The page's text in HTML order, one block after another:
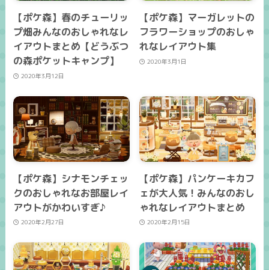
【ポケ森】春のチューリッ
プ畑みんなのおしゃれなレ
イアウトまとめ【どうぶつ
の森ポケットキャンプ】
2020年3月12日
【ポケ森】マーガレットの
フラワーショップのおしゃ
れなレイアウト集
2020年3月1日
【ポケ森】シナモンチェッ
クのおしゃれなお部屋レイ
アウトがかわいすぎ♪
2020年2月27日
【ポケ森】パンケーキカフ
ェが大人気！みんなのおし
ゃれなレイアウトまとめ
2020年2月15日